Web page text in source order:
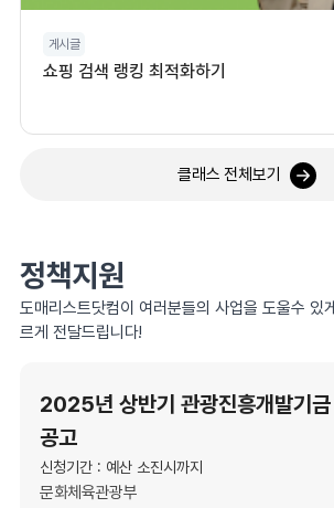
게시글
쇼핑 검색 랭킹 최적화하기
클래스 전체보기
정책지원
도매리스트닷컴이 여러분들의 사업을 도울수 있
르게 전달드립니다!
2025년 상반기 관광진흥개발기금
공고
신청기간 : 예산 소진시까지
문화체육관광부